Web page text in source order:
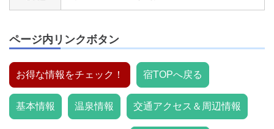
ページ内リンクボタン
お得な情報をチェック！ 宿TOPへ戻る
基本情報 温泉情報 交通アクセス＆周辺情報